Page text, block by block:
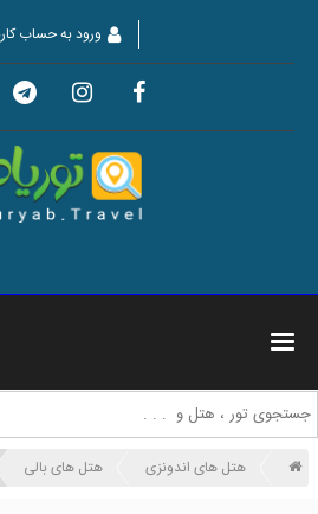
ورود به حساب
هتل های اندونزی هتل های بالی